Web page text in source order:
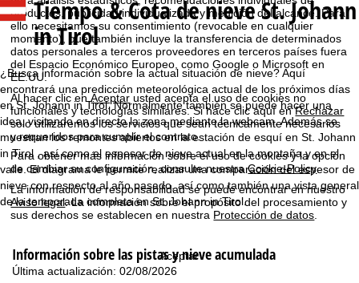
productos, publicidad individualizada y medición del alcance. Para
ello necesitamos su consentimiento (revocable en cualquier
momento), que también incluye la transferencia de determinados
datos personales a terceros proveedores en terceros países fuera
del Espacio Económico Europeo, como Google o Microsoft en
EE.UU.
Al hacer clic enAceptarusted acepta el uso de cookies no
funcionales y tecnologías similares. Si hace clic aquí enRechazar
solo utilizaremos los servicios que sean técnicamente necesarios
y requeridos para cumplir el contrato.
Para obtener más información sobre el uso de cookies y la opción
de cambiar su configuración, consulte nuestraCookie-Policy.
La información de responsabilidad se puede encontrar en nuestro
Aviso legal. La información sobre el propósito del procesamiento y
sus derechos se establecen en nuestra Protección de datos
Aceptar
á
g
i
n
a
p
r
n
Tiempo & Cota de nieve St. Johann
in Tirol
¿Busca información sobre la actual situación de nieve? Aquí
encontrará una predicción meteorológica actual de los próximos días
en St. Johann in Tirol. Normalmente también se puede hacer una
idea, visitando en directo la zona mediante la webcam. Además se
muestran los remontes abiertos en la estación de esquí en St. Johann
in Tirol , así como el espesor de nieve actual en la montaña y en el
valle. El diagrama le permite realizar una comparación del espesor de
nieve con respecto al año pasado, así como también una vista general
de la temporada completa en St. Johann in Tirol.
Información sobre las pistas y nieve acumulada
Última actualización: 02/08/2026